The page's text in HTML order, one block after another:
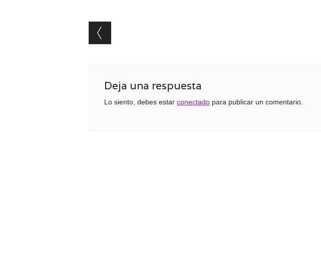
Post navigation
Deja una respuesta
Lo siento, debes estar conectadopara publicar un comentario.